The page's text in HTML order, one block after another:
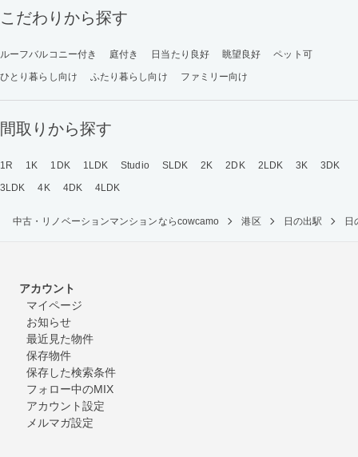
こだわりから探す
ルーフバルコニー付き 庭付き 日当たり良好 眺望良好
ペット可
ひとり暮らし向け
ふたり暮らし向け ファミリー向け
間取りから探す
1R 1K 1DK 1LDK Studio SLDK 2K 2DK 2LDK 3K
3DK
3LDK
4K 4DK 4LDK
中古・リノベーションマンションならcowcamo 港区 日の出駅 日
アカウント
マイページ
お知らせ
最近見た物件
保存物件
保存した検索条件
フォロー中のMIX
アカウント設定
メルマガ設定